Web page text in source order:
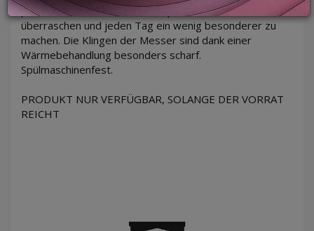
LOGIN
praktisch – dieses Besteck ist perfekt, um Ihre Gäste zu
überraschen und jeden Tag ein wenig besonderer zu
machen. Die Klingen der Messer sind dank einer
Wärmebehandlung besonders scharf.
Spülmaschinenfest.
PRODUKT NUR VERFÜGBAR, SOLANGE DER VORRAT
REICHT